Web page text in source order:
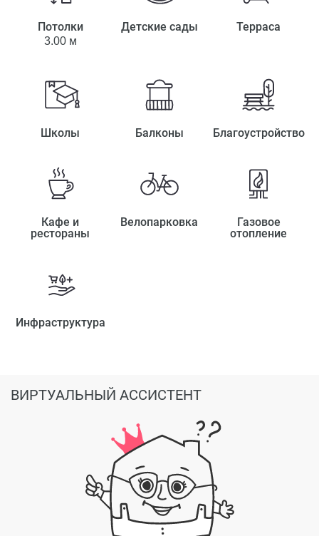
Потолки
3.00 м
Детские сады Терраса
Школы Балконы Благоустройство
Кафе и
рестораны
Велопарковка
Газовое
отопление
Инфраструктура
ВИРТУАЛЬНЫЙ АССИСТЕНТ